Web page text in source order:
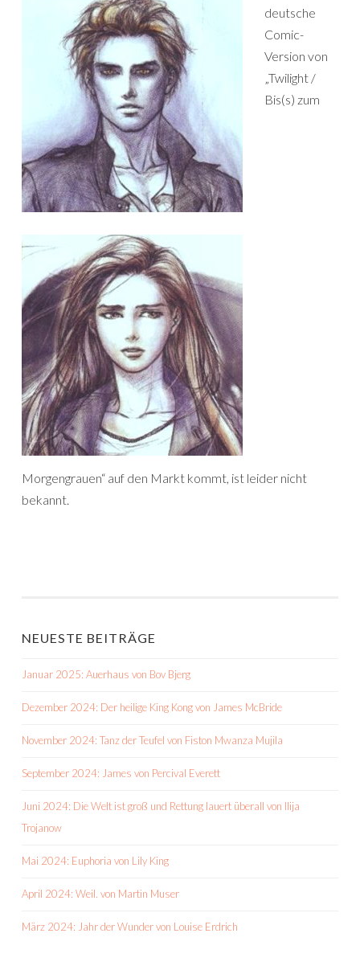
deutsche
Comic-
Version von
„Twilight /
Bis(s) zum
Morgengrauen“ auf den Markt kommt, ist leider nicht
bekannt.
NEUESTE BEITRÄGE
Januar 2025: Auerhaus von Bov Bjerg
Dezember 2024: Der heilige King Kong von James McBride
November 2024: Tanz der Teufel von Fiston Mwanza Mujila
September 2024: James von Percival Everett
Juni 2024: Die Welt ist groß und Rettung lauert überall von Ilija
Trojanow
Mai 2024: Euphoria von Lily King
April 2024: Weil. von Martin Muser
März 2024: Jahr der Wunder von Louise Erdrich